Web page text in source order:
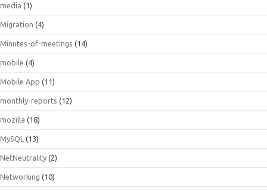
media (1)
Migration (4)
Minutes-of-meetings (14)
mobile (4)
Mobile App (11)
monthly-reports (12)
mozilla (18)
MySQL (13)
NetNeutrality (2)
Networking (10)